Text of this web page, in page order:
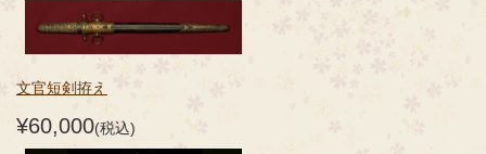
文官短剣拵え
¥60,000(税込)